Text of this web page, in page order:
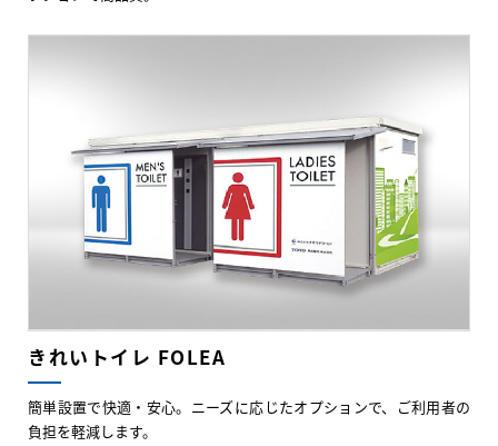
きれいトイレ FOLEA
簡単設置で快適・安心。ニーズに応じたオプションで、ご利用者の
負担を軽減します。